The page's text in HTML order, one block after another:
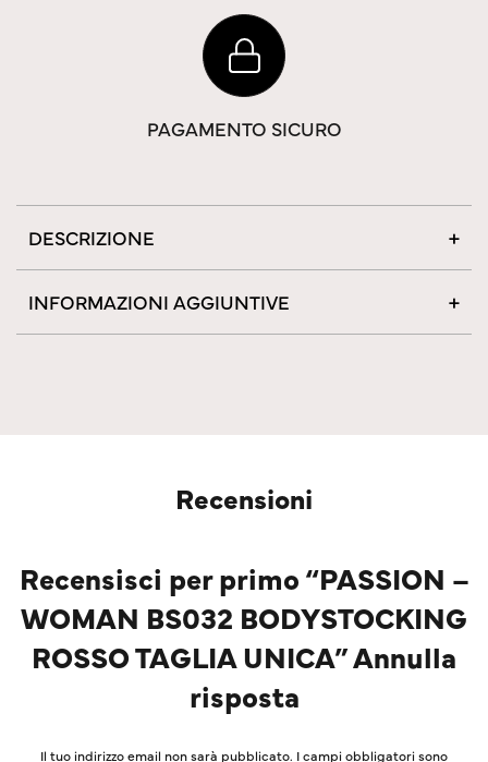
PAGAMENTO SICURO
DESCRIZIONE
INFORMAZIONI AGGIUNTIVE
Recensioni
Recensisci per primo “PASSION –
WOMAN BS032 BODYSTOCKING
ROSSO TAGLIA UNICA” Annulla
risposta
Il tuo indirizzo email non sarà pubblicato. I campi obbligatori sono